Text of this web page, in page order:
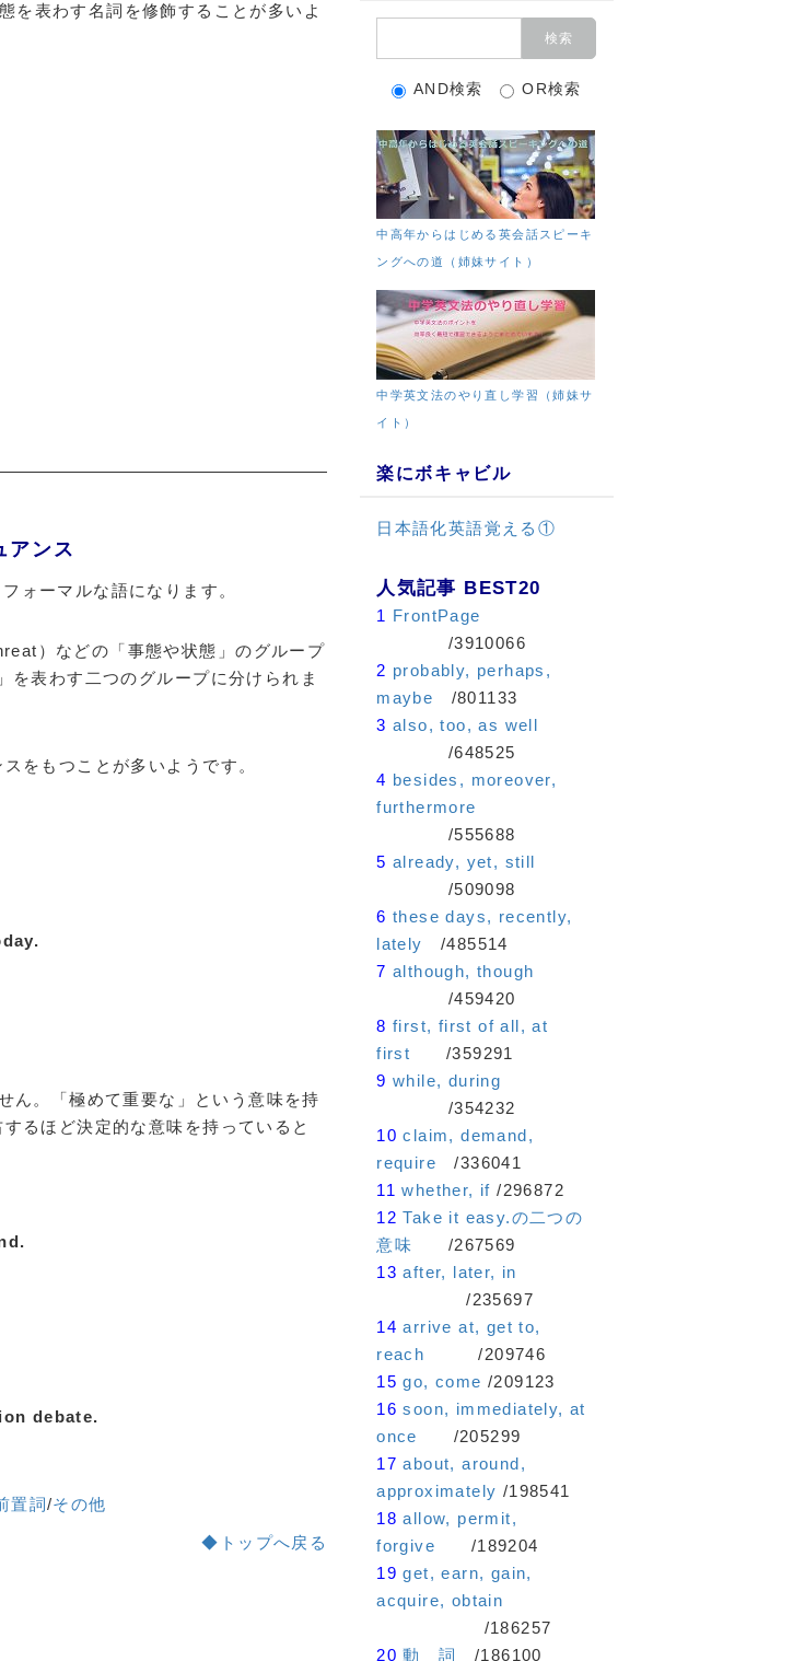
を表わす名詞を修飾することが多いよ
ンス
ォーマルな語になります。
）などの「事態や状態」のグループ
表わす二つのグループに分けられま
をもつことが多いようです。
ん。「極めて重要な」という意味を持
るほど決定的な意味を持っていると
debate.
置詞/その他
◆トップへ戻る
AND検索 OR検索
中高年からはじめる英会話スピーキ
ングへの道（姉妹サイト）
中学英文法のやり直し学習（姉妹サ
イト）
楽にボキャビル
日本語化英語覚える①
人気記事 BEST20
1 FrontPage
/3910066
2 probably, perhaps,
maybe /801133
3 also, too, as well
/648525
4 besides, moreover,
furthermore
/555688
5 already, yet, still
/509098
6 these days, recently,
lately /485514
7 although, though
/459420
8 first, first of all, at
first /359291
9 while, during
/354232
10 claim, demand,
require /336041
11 whether, if /296872
12 Take it easy.の二つの
意味 /267569
13 after, later, in
/235697
14 arrive at, get to,
reach /209746
15 go, come /209123
16 soon, immediately, at
once
/205299
17 about, around,
approximately /198541
18 allow, permit,
forgive /189204
19 get, earn, gain,
acquire, obtain
/186257
20 動 詞 /186100